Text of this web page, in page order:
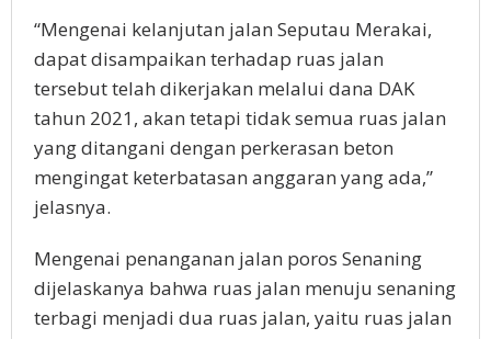
“Mengenai kelanjutan jalan Seputau Merakai,
dapat disampaikan terhadap ruas jalan
tersebut telah dikerjakan melalui dana DAK
tahun 2021, akan tetapi tidak semua ruas jalan
yang ditangani dengan perkerasan beton
mengingat keterbatasan anggaran yang ada,”
jelasnya.
Mengenai penanganan jalan poros Senaning
dijelaskanya bahwa ruas jalan menuju senaning
terbagi menjadi dua ruas jalan, yaitu ruas jalan